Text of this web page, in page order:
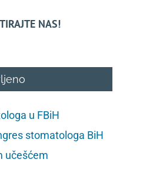
NAS!
u FBiH
stomatologa BiH
učešćem